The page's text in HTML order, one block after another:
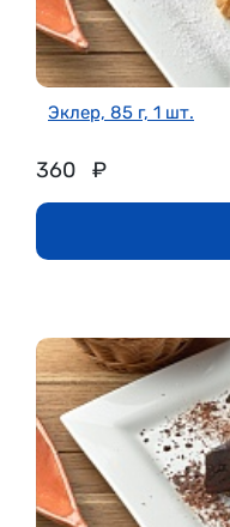
Эклер, 85 г, 1 шт.
360 ₽